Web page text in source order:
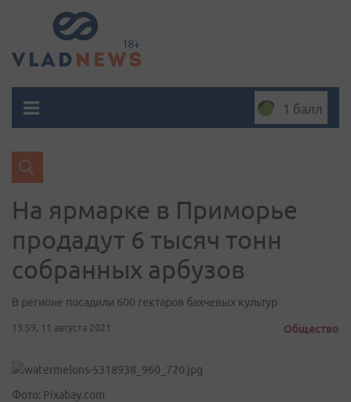
1 балл
На ярмарке в Приморье
продадут 6 тысяч тонн
собранных арбузов
В регионе посадили 600 гектаров бахчевых культур
13:59, 11 августа 2021 Общество
Фото: Pixabay.com